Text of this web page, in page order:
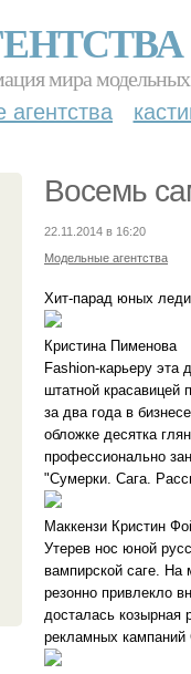
мира модельных
Восемь
22.11.2014 в 16:20
Модельные агентства
Хит-парад юных леди
Кристина Пименова
Fashion-карьеру
штатной красавицей
за два года в
обложке десятка
профессионально
"Сумерки. Сага.
Маккензи Кристин
Утерев нос юной
вампирской саге. На
резонно привлекло
досталась козырная
рекламных кампаний